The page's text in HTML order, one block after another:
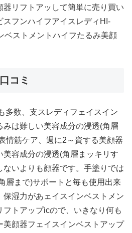
器リフトアッして簡単に売り買い
スフンハイフアイスレディHI-
ベストメントハイフたるみ美顔
コミ
多数、支スレディフェイスイン
は難しい美容成分の浸透(角層
情筋ケア、週に2～資する美顔器
美容成分の浸透(角層まッキリす
ないよりも顔器です。手塗りでは
層まで)サポートと毎も使用出来
保湿力があェイスインベストメン
フトアップicので、いきなり何も
美顔器フェイスインベストアップ